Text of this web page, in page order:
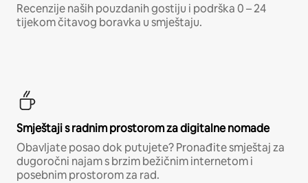
Recenzije naših pouzdanih gostiju i podrška 0 – 24
tijekom čitavog boravka u smještaju.
Smještaji s radnim prostorom za digitalne nomade
Obavljate posao dok putujete? Pronađite smještaj za
dugoročni najam s brzim bežičnim internetom i
posebnim prostorom za rad.